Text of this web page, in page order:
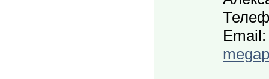
Email: